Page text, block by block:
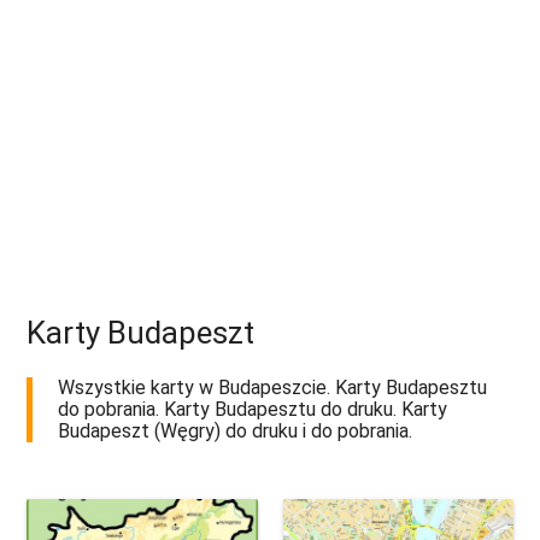
Karty Budapeszt
Wszystkie karty w Budapeszcie. Karty Budapesztu
do pobrania. Karty Budapesztu do druku. Karty
Budapeszt (Węgry) do druku i do pobrania.